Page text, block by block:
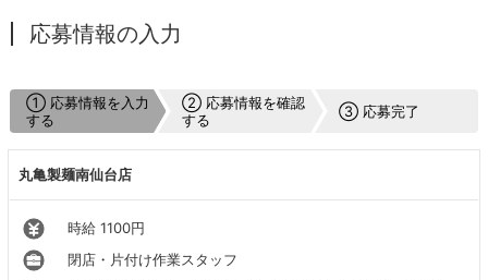
応募情報の入力
① 応募情報を入力
する
② 応募情報を確認
する
③ 応募完了
丸亀製麺南仙台店
時給 1100円
閉店・片付け作業スタッフ